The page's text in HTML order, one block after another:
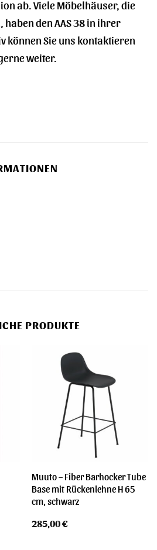
ab. Viele Möbelhäuser, die
den AAS 38 in ihrer
können Sie uns kontaktieren
weiter.
PRODUKTE
Muuto – Fiber Barhocker Tube
Base mit Rückenlehne H 65
cm, schwarz
285,00€